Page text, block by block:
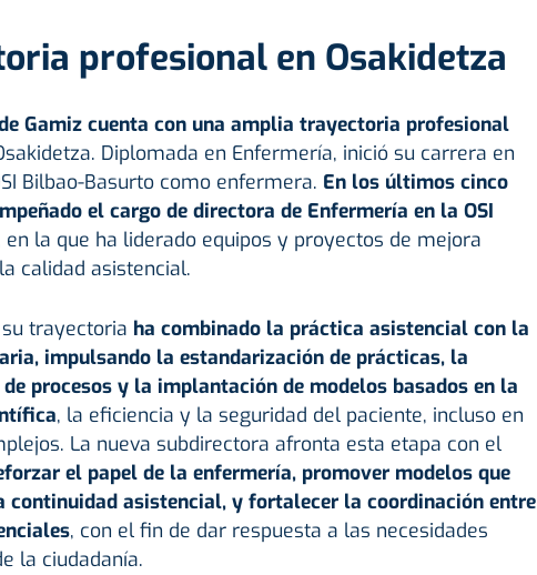
profesional en Osakidetza
Gamiz cuenta con una amplia trayectoria profesional
Diplomada en Enfermería, inició su carrera en
Bilbao-Basurto como enfermera. En los últimos cinco
el cargo de directora de Enfermería en la OSI
en la que ha liderado equipos y proyectos de mejora
calidad asistencial.
trayectoria ha combinado la práctica asistencial con la
impulsando la estandarización de prácticas, la
procesos y la implantación de modelos basados en la
, la eficiencia y la seguridad del paciente, incluso en
La nueva subdirectora afronta esta etapa con el
el papel de la enfermería, promover modelos que
continuidad asistencial, y fortalecer la coordinación entre
, con el fin de dar respuesta a las necesidades
la ciudadanía.